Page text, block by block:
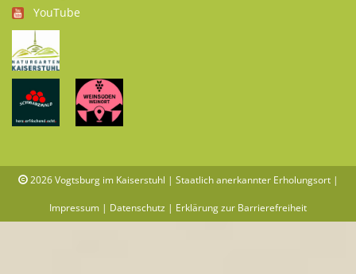
YouTube
2026 Vogtsburg im Kaiserstuhl | Staatlich anerkannter Erholungsort |
Impressum | Datenschutz | Erklärung zur Barrierefreiheit